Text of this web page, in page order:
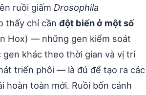
ruồi giấm Drosophila
thấy chỉ cần đột biến ở một số
Hox) — những gen kiểm soát
gen khác theo thời gian và vị trí
triển phôi — là đủ để tạo ra các
hoàn toàn mới. Ruồi bốn cánh